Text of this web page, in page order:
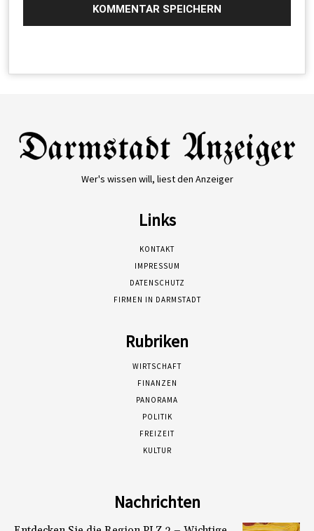
Wer's wissen will, liest den Anzeiger
Links
KONTAKT
IMPRESSUM
DATENSCHUTZ
FIRMEN IN DARMSTADT
Rubriken
WIRTSCHAFT
FINANZEN
PANORAMA
POLITIK
FREIZEIT
KULTUR
Nachrichten